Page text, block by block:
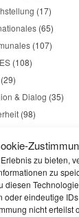
zu bieten,
zu
diesen
oder eindeutige
nicht erteilst
(17)
(65)
(107)
(108)
(29)
& Dialog (35)
(98)
Startseite /